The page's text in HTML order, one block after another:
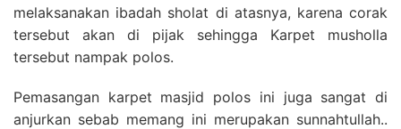
melaksanakan ibadah sholat di atasnya, karena corak
tersebut akan di pijak sehingga Karpet musholla
tersebut nampak polos.
Pemasangan karpet masjid polos ini juga sangat di
anjurkan sebab memang ini merupakan sunnahtullah..